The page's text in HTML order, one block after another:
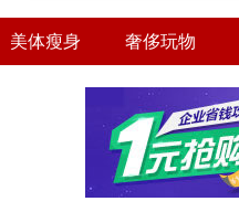
美体瘦身 奢侈玩物